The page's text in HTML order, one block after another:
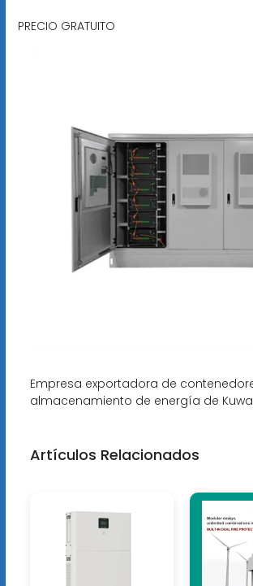
PRECIO GRATUITO
Empresa exportadora de
almacenamiento de energía de
Artículos Relacionados